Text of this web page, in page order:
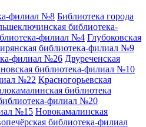
филиал №8 Библиотека города
библиотека-
филиал №4 Глубоковская
библиотека-филиал №9
филиал №26 Двуреченская
библиотека-филиал №10
№22 Красногорьевская
библиотека
филиал №20
№15 Новокамалинская
библиотека-филиал